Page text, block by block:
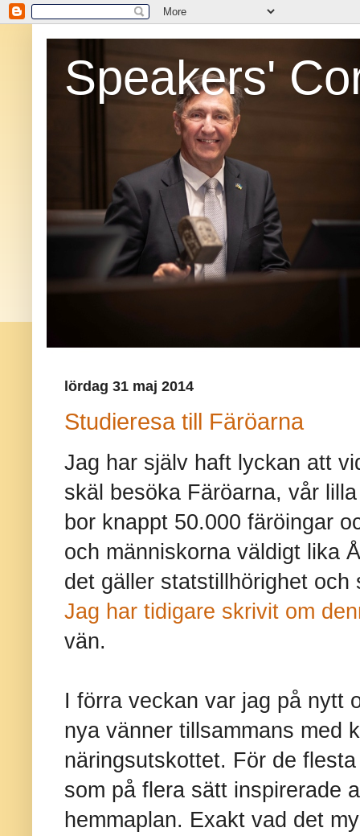
Speakers'
lördag 31 maj 2014
Studieresa till Färöarna
Jag har själv haft lyckan att
skäl besöka Färöarna, vår
bor knappt 50.000 färöingar
och människorna väldigt lika
det gäller statstillhörighet
Jag har tidigare skrivit om
vän.
I förra veckan var jag på nytt
nya vänner tillsammans med
näringsutskottet. För de
som på flera sätt inspirerade
hemmaplan. Exakt vad det